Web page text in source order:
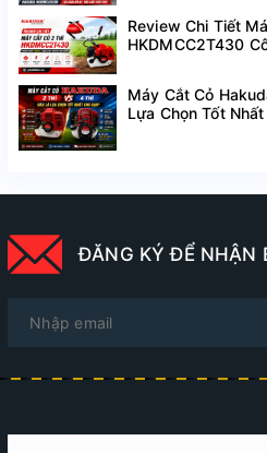
Review Chi Tiết
HKDMCC2T430
Máy Cắt Cỏ
Lựa Chọn Tốt
ĐĂNG KÝ ĐỂ NHẬN